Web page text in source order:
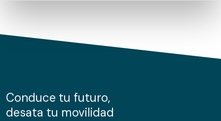
de cookies.
información sobre el uso que haga del sitio web con
nuestros partners de redes sociales, publicidad y análisis
Conduce tu futuro,
desata tu movilidad